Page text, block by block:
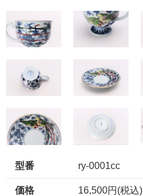
型番 ry-0001cc
価格 16,500円(税込)